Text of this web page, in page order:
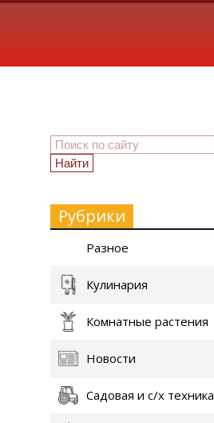
Рубрики
Разное
Кулинария
Комнатные растения
Новости
Садовая и с/х техника